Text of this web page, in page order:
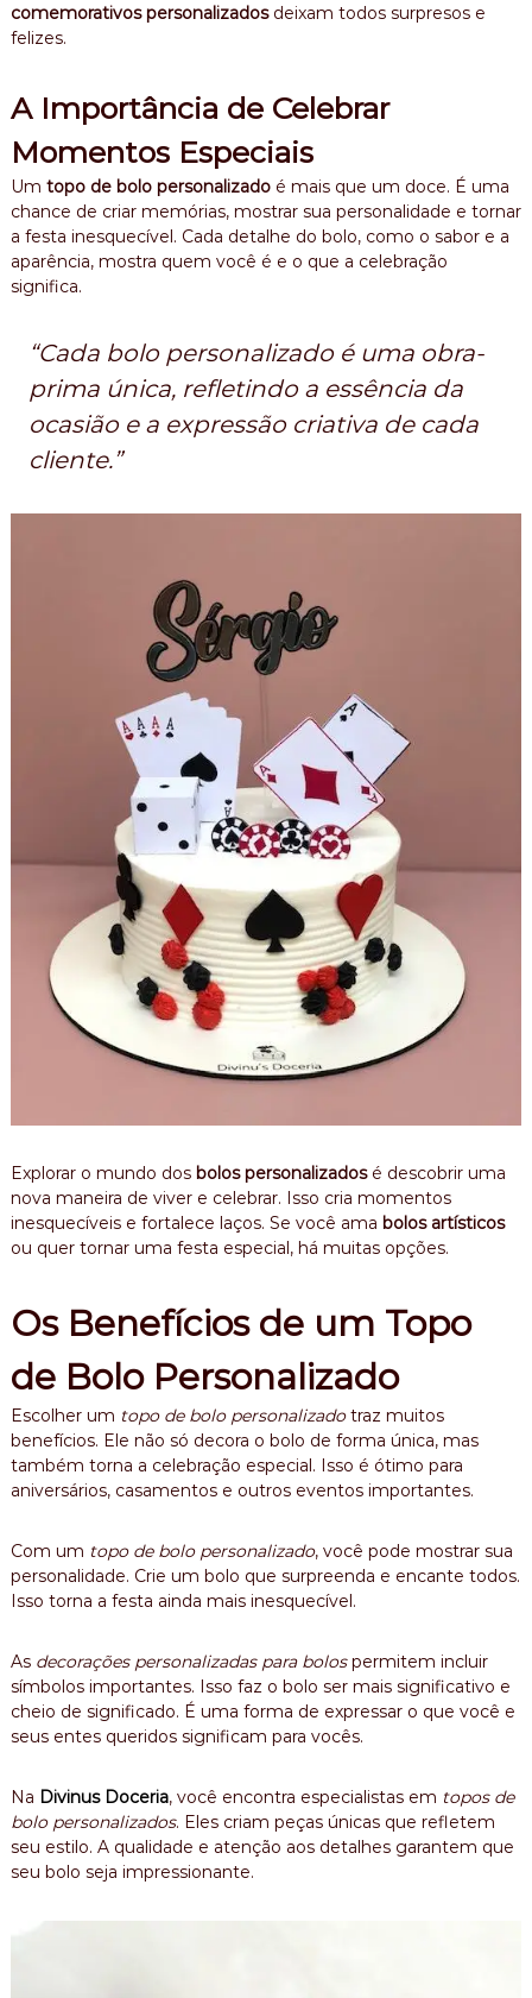
comemorativos personalizadosdeixam todos surpresos e
felizes.
A Importância de Celebrar
Momentos Especiais
Um topo de bolo personalizadoé mais que um doce. É uma
chance de criar memórias, mostrar sua personalidade e tornar
a festa inesquecível. Cada detalhe do bolo, como o sabor e a
aparência, mostra quem você é e o que a celebração
significa.
“Cada bolo personalizado é uma obra-
prima única, refletindo a essência da
ocasião e a expressão criativa de cada
cliente.”
Explorar o mundo dos bolos personalizadosé descobrir uma
nova maneira de viver e celebrar. Isso cria momentos
inesquecíveis e fortalece laços. Se você ama bolos artísticos
ou quer tornar uma festa especial, há muitas opções.
Os Benefícios de um Topo
de Bolo Personalizado
Escolher um topo de bolo personalizadotraz muitos
benefícios. Ele não só decora o bolo de forma única, mas
também torna a celebração especial. Isso é ótimo para
aniversários, casamentos e outros eventos importantes.
Com um topo de bolo personalizado, você pode mostrar sua
personalidade. Crie um bolo que surpreenda e encante todos.
Isso torna a festa ainda mais inesquecível.
As decorações personalizadas para bolospermitem incluir
símbolos importantes. Isso faz o bolo ser mais significativo e
cheio de significado. É uma forma de expressar o que você e
seus entes queridos significam para vocês.
Na Divinus Doceria, você encontra especialistas em topos de
bolo personalizados. Eles criam peças únicas que refletem
seu estilo. A qualidade e atenção aos detalhes garantem que
seu bolo seja impressionante.